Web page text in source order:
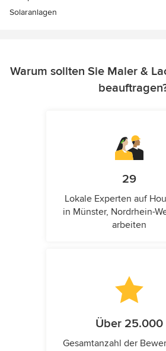
Solaranlagen
Warum sollten Sie Maler &
29
Lokale Experten auf
in Münster, Nordrhein-
arbeiten
Über 25.000
Gesamtanzahl der